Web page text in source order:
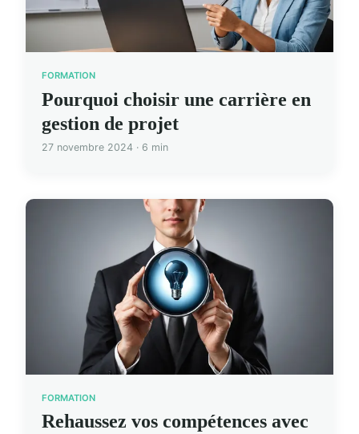
FORMATION
Pourquoi choisir une carrière en
gestion de projet
27 novembre 2024 · 6 min
FORMATION
Rehaussez vos compétences avec